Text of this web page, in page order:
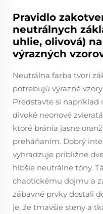
Pravidlo
neutrálnych
uhlie, olivová)
výrazných
Neutrálna farba tvorí
potrebujú výrazné
Predstavte si napríklad
divoké neonové
ktoré bránia jasne
preháňaním. Dobrý
vyhradzuje približne
hlbšie neutrálne tóny.
chaotickému dojmu a
zábavné prvky dostali
je, že tmavšie steny a